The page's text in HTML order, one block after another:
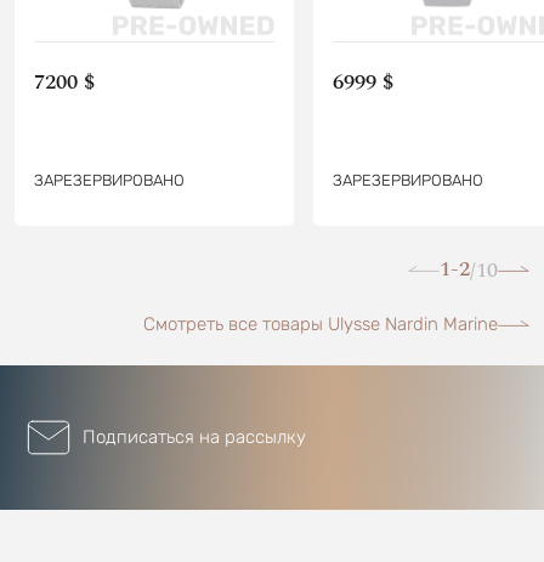
7200 $
ЗАРЕЗЕРВИРОВАНО
6999 $
ЗАРЕЗЕРВИРОВАНО
1-2/10
Смотреть все товары Ulysse Nardin Marine
Подписаться на рассылку